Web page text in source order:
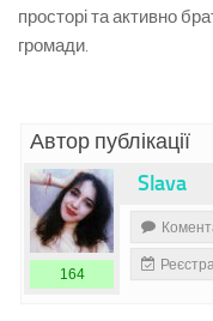
просторі та активно
громади.
Автор публікації
Slava
164